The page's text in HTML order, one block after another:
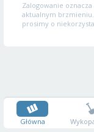
Zalogowanie
aktualnym brzmieniu.
prosimy o
Główna